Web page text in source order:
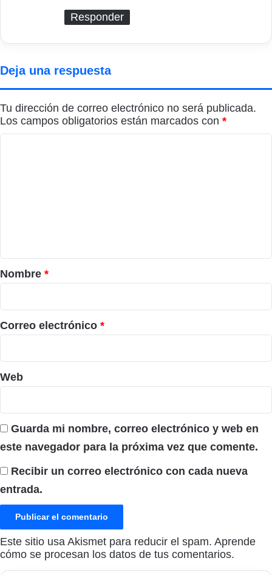
Responder
Deja una respuesta
Tu dirección de correo electrónico no será publicada.
Los campos obligatorios están marcados con *
r
i
o
*
Nombre *
Correo electrónico *
Web
Guarda mi nombre, correo electrónico y web en
este navegador para la próxima vez que comente.
Recibir un correo electrónico con cada nueva
entrada.
Este sitio usa Akismet para reducir el spam. Aprende
cómo se procesan los datos de tus comentarios.